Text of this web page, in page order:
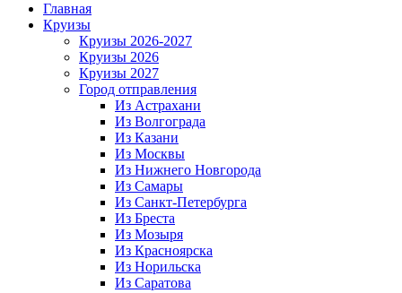
Главная
Круизы
Круизы 2026-2027
Круизы 2026
Круизы 2027
Город отправления
Из Астрахани
Из Волгограда
Из Казани
Из Москвы
Из Нижнего Новгорода
Из Самары
Из Санкт-Петербурга
Из Бреста
Из Мозыря
Из Красноярска
Из Норильска
Из Саратова